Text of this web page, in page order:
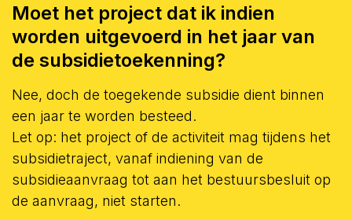
Moet het project dat ik indien
worden uitgevoerd in het jaar van
de subsidietoekenning?
Nee, doch de toegekende subsidie dient binnen
een jaar te worden besteed.
Let op: het project of de activiteit mag tijdens het
subsidietraject, vanaf indiening van de
subsidieaanvraag tot aan het bestuursbesluit op
de aanvraag, niet starten.